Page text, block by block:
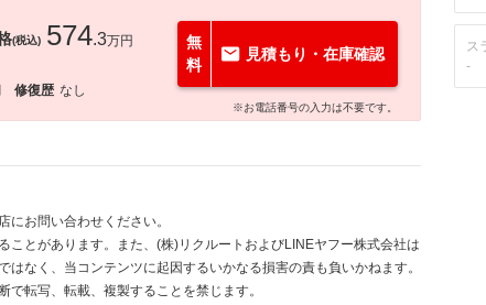
(税込) 574.3万円
修復歴 なし
無
料
見積もり・在庫確認
※お電話番号の入力は不要です。
お問い合わせください。
とがあります。また、(株)リクルートおよびLINEヤフー株式会社は
なく、当コンテンツに起因するいかなる損害の責も負いかねます。
転写、転載、複製することを禁じます。
ス
-